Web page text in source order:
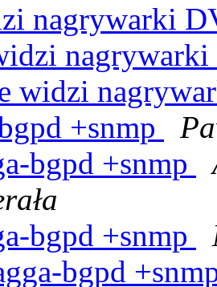
nagrywarki
widzi
+snmp
bgpd +snmp
bgpd +snmp
bgpd